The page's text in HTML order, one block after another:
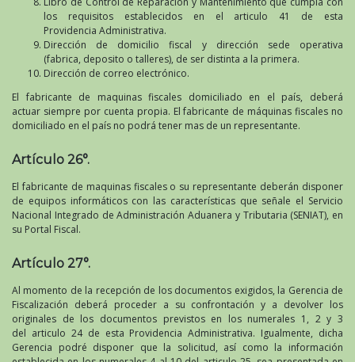
los requisitos establecidos en el articulo 41 de esta
Providencia Administrativa.
Dirección de domicilio fiscal y dirección sede operativa
(fabrica, deposito o talleres), de ser distinta a la primera.
Dirección de correo electrónico.
El fabricante de maquinas fiscales domiciliado en el país, deberá
actuar siempre por cuenta propia. El fabricante de máquinas fiscales no
domiciliado en el país no podrá tener mas de un representante.
Artículo 26°.
El fabricante de maquinas fiscales o su representante deberán disponer
de equipos informáticos con las características que señale el Servicio
Nacional Integrado de Administración Aduanera y Tributaria (SENIAT), en
su Portal Fiscal.
Artículo 27°.
Al momento de la recepción de los documentos exigidos, la Gerencia de
Fiscalización deberá proceder a su confrontación y a devolver los
originales de los documentos previstos en los numerales 1, 2 y 3
del articulo 24 de esta Providencia Administrativa. Igualmente, dicha
Gerencia podré disponer que la solicitud, así como la información